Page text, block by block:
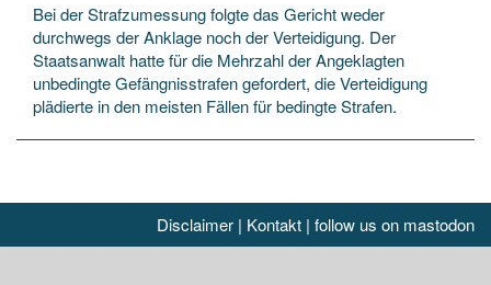
Bei der Strafzumessung folgte das Gericht weder
durchwegs der Anklage noch der Verteidigung. Der
Staatsanwalt hatte für die Mehrzahl der Angeklagten
unbedingte Gefängnisstrafen gefordert, die Verteidigung
plädierte in den meisten Fällen für bedingte Strafen.
Disclaimer | Kontakt | follow us on mastodon